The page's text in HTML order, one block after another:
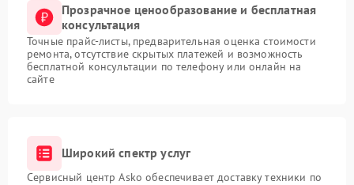
Прозрачное ценообразование и бесплатная
консультация
Точные прайс-листы, предварительная оценка стоимости
ремонта, отсутствие скрытых платежей и возможность
бесплатной консультации по телефону или онлайн на
сайте
Широкий спектр услуг
Сервисный центр Asko обеспечивает доставку техники по